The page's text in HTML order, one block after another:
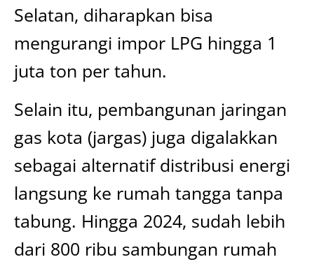
Selatan, diharapkan bisa
mengurangi impor LPG hingga 1
juta ton per tahun.
Selain itu, pembangunan jaringan
gas kota (jargas) juga digalakkan
sebagai alternatif distribusi energi
langsung ke rumah tangga tanpa
tabung. Hingga 2024, sudah lebih
dari 800 ribu sambungan rumah